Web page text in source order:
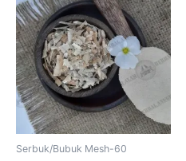
Serbuk/Bubuk Mesh-60